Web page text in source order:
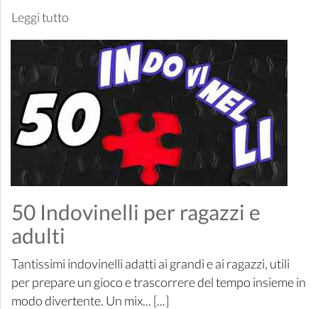
Leggi tutto
50 Indovinelli per ragazzi e
adulti
Tantissimi indovinelli adatti ai grandi e ai ragazzi, utili
per prepare un gioco e trascorrere del tempo insieme in
modo divertente. Un mix... [...]